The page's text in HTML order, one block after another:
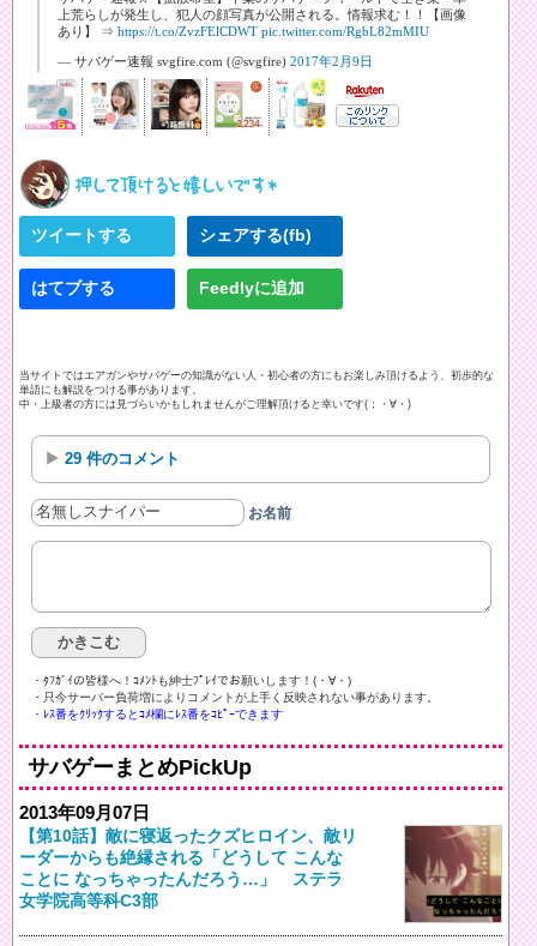
上荒らしが発生し、犯人の顔写真が公開される。情報求む！！【画像
あり】 ⇒ https://t.co/ZvzFElCDWT pic.twitter.com/RgbL82mMIU
— サバゲー速報 svgfire.com (@svgfire) 2017年2月9日
ツイートする シェアする(fb)
はてブする Feedlyに追加
当サイトではエアガンやサバゲーの知識がない人・初心者の方にもお楽しみ頂けるよう、初歩的な
単語にも解説をつける事があります。
中・上級者の方には見づらいかもしれませんがご理解頂けると幸いです(；・∀・)
29 件のコメント
お名前
・ﾀﾌｶﾞｲの皆様へ！ｺﾒﾝﾄも紳士ﾌﾟﾚｲでお願いします！(・∀・)ゞ
・只今サーバー負荷増によりコメントが上手く反映されない事があります。
・ﾚｽ番をｸﾘｯｸするとｺﾒ欄にﾚｽ番をｺﾋﾟｰできます
サバゲーまとめPickUp
2013年09月07日
【第10話】敵に寝返ったクズヒロイン、敵リ
ーダーからも絶縁される「どうして こんな
ことに なっちゃったんだろう…」 ステラ
女学院高等科C3部